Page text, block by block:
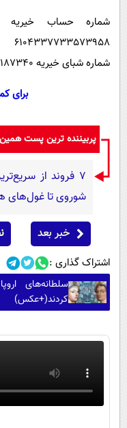
6104337733573958
شماره شبای خیریه IR930120000000002042187340
برای
پربیننده ترین پست
۷ فروند از
شوروی تا غول‌های
خبر بعد
اشتراک گذاری :
سلطانه‌های
کردند(+عکس)